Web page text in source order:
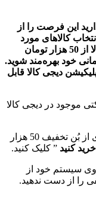
این فرصت را از
کالاهای مورد
نظر خود می‌توانید با وارد کردن بُن تخفیف بالا از 50 هزار تومان
بالای 300 هزار تومانی خود بهره‌مند شوید.
دیجی کالا قابل
موجود در دیجی کالا
برای ورود به وب‌سایت دیجی‌کالا و بهره‌مندی از بُن تخفیف 50 هزار
خرید کنید ” کلیک کنید.
سیستم خود از
را از دست ندهید.